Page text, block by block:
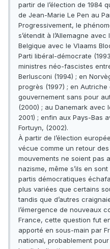
partir de l’élection de 1984
de Jean-Marie Le Pen au
Progressivement, le
s’étendit à l’Allemagne
Belgique avec le Vlaams
Parti libéral-démocrate
ministres néo-fascistes
Berlusconi (1994) ; en
progrès (1997) ; en Autriche
gouvernement sans pour
(2000) ; au Danemark avec
2001) ; enfin aux Pays-Bas
Fortuyn, (2002).
À partir de l’élection
vécue comme un retour
mouvements ne soient pas
nazisme, même s’ils en
partis démocratiques
plus variées que certains
tandis que d’autres
l’émergence de nouveaux
France, cette question fut
apporté en sous-main par
national, probablement